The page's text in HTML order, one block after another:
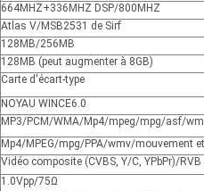
664MHZ+336MHZ DSP/800MHZ
Atlas V/MSB2531 de Sirf
128MB/256MB
128MB (peut augmenter à 8GB)
Carte d'écart-type
NOYAU WINCE6.0
MP3/PCM/WMA/Mp4/mpeg/mpg/asf/
Mp4/MPEG/mpg/PPA/wmv/mouvement
Vidéo composite (CVBS, Y/C, YPbPr)/
1.0Vpp/75Ω